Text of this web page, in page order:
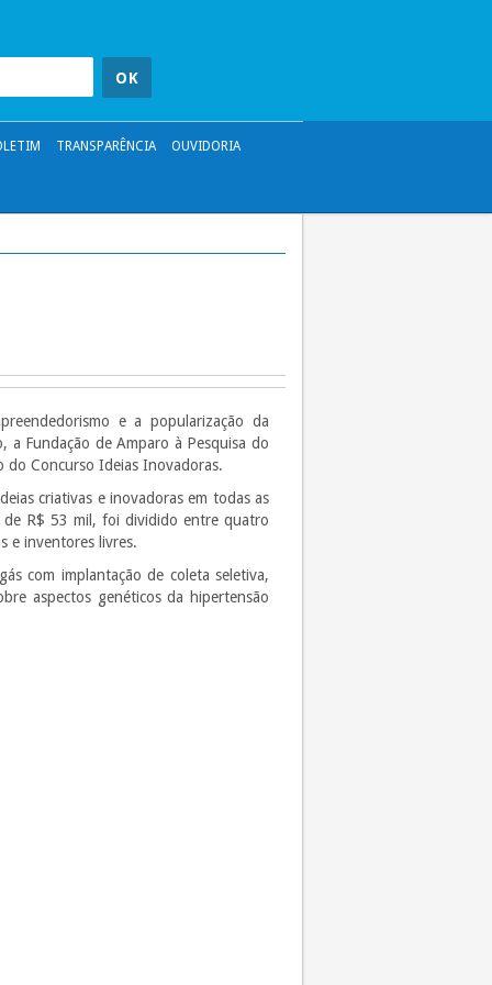
TRANSPARÊNCIA OUVIDORIA
e a popularização da
a Fundação de Amparo à Pesquisa do
do Concurso Ideias Inovadoras.
criativas e inovadoras em todas as
R$ 53 mil, foi dividido entre quatro
e inventores livres.
com implantação de coleta seletiva,
aspectos genéticos da hipertensão